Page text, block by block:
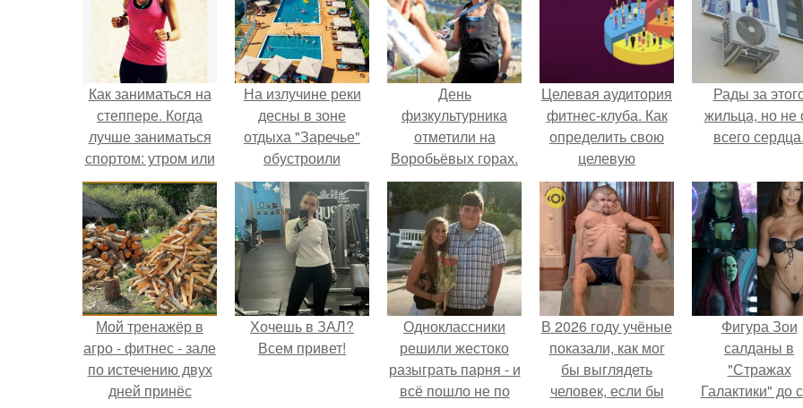
Как заниматься на
степпере. Когда
лучше заниматься
спортом: утром или
вечером
На излучине реки
десны в зоне
отдыха "Заречье"
обустроили
комфортный
городской пляж.
День
физкультурника
отметили на
Воробьёвых горах.
Целевая аудитория
фитнес-клуба. Как
определить свою
целевую
аудиторию: 11
основных
параметров (
параметры
составления
портрета ЦА).
Рады за
жильца, но не
всего
Мой тренажёр в
агро - фитнес - зале
по истечению двух
дней принёс
Хочешь в ЗАЛ?
Всем привет!
Одноклассники
решили жестоко
разыграть парня - и
всё пошло не по
В 2026 году учёные
показали, как мог
бы выглядеть
человек, если бы
Фигура Зои
салданы в
"Стражах
Галактики" до